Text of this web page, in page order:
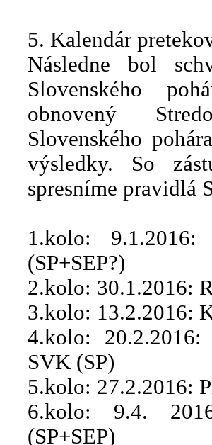
5. Kalendár
Následne bol
Slovenského
obnovený
Slovenského
výsledky. So
spresníme pravidlá
1.kolo:
(SP+SEP?)
2.kolo: 30.1.2016:
3.kolo: 13.2.2016:
4.kolo:
SVK (SP)
5.kolo: 27.2.2016:
6.kolo: 9.4.
(SP+SEP)